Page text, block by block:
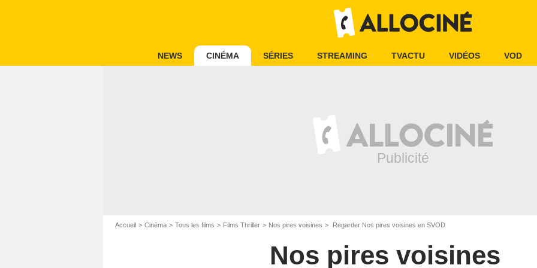
NEWS CINÉMA SÉRIES STREAMING TVACTU VIDÉOS VOD
Accueil Cinéma Tous les films Films Thriller Nos pires voisines Regarder Nos pires voisines en SVOD
Nos pires voisines